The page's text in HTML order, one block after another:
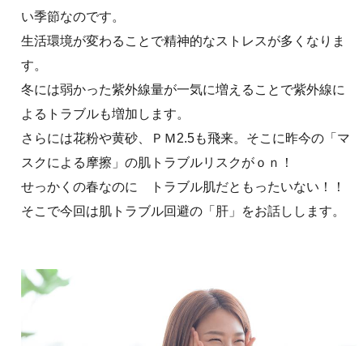
い季節なのです。
生活環境が変わることで精神的なストレスが多くなりま
す。
冬には弱かった紫外線量が一気に増えることで紫外線に
よるトラブルも増加します。
さらには花粉や黄砂、ＰＭ2.5も飛来。そこに昨今の「マ
スクによる摩擦」の肌トラブルリスクがｏｎ！
せっかくの春なのに トラブル肌だともったいない！！
そこで今回は肌トラブル回避の「肝」をお話しします。